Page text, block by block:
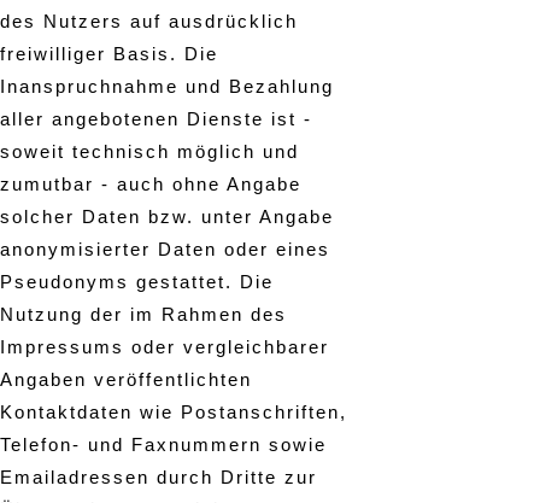
des Nutzers auf ausdrücklich
freiwilliger Basis. Die
Inanspruchnahme und Bezahlung
aller angebotenen Dienste ist -
soweit technisch möglich und
zumutbar - auch ohne Angabe
solcher Daten bzw. unter Angabe
anonymisierter Daten oder eines
Pseudonyms gestattet. Die
Nutzung der im Rahmen des
Impressums oder vergleichbarer
Angaben veröffentlichten
Kontaktdaten wie Postanschriften,
Telefon- und Faxnummern sowie
Emailadressen durch Dritte zur